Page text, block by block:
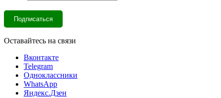
Оставайтесь на связи
Вконтакте
Telegram
Одноклассники
WhatsApp
Яндекс.Дзен